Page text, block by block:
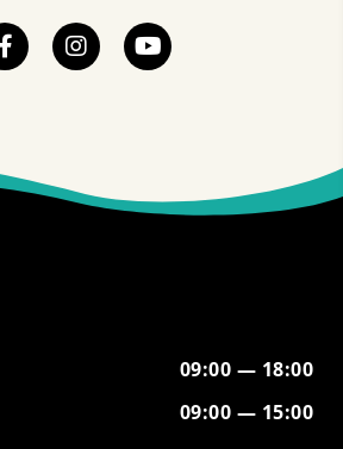
09:00 — 18:00
09:00 — 15:00